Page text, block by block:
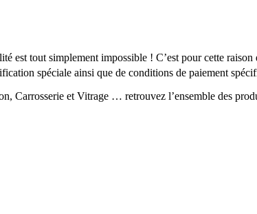
est tout simplement impossible ! C’est pour cette
spéciale ainsi que de conditions de paiement
Carrosserie et Vitrage … retrouvez l’ensemble des